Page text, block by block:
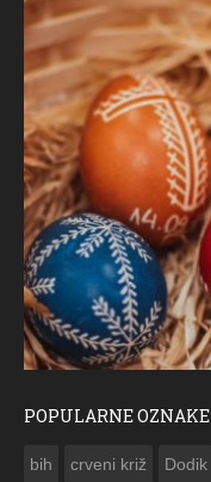
POPULARNE OZNAKE
bih crveni križ Dodik